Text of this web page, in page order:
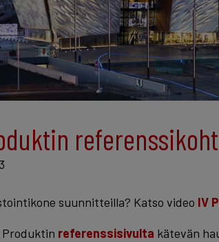
suunnitteilla? Katso video IV
Produktin referenssisivulta kätevän